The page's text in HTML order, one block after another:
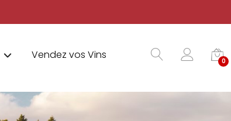
Vendez vos Vins 0